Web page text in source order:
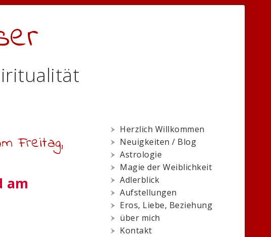
Freitag,
am
Herzlich Willkommen
Neuigkeiten / Blog
Astrologie
Magie der Weiblichkeit
Adlerblick
Aufstellungen
Eros, Liebe, Beziehung
über mich
Kontakt